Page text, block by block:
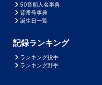
50音順人名事典
背番号事典
誕生日一覧
記録ランキング
ランキング投手
ランキング野手